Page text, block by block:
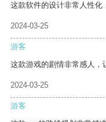
这款软件的设计非常人性化
2024-03-25
游客
这款游戏的剧情非常感人，
2024-03-25
游客